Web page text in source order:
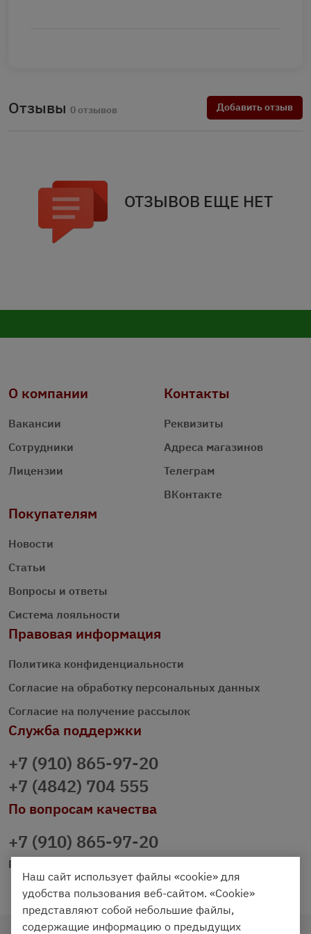
Отзывы 0 отзывов Добавить отзыв
ОТЗЫВОВ ЕЩЕ НЕТ
О компании
Вакансии
Сотрудники
Лицензии
Контакты
Реквизиты
Адреса магазинов
Телеграм
ВКонтакте
Покупателям
Новости
Статьи
Вопросы и ответы
Система лояльности
Правовая информация
Политика конфиденциальности
Согласие на обработку персональных данных
Согласие на получение рассылок
Служба поддержки
+7 (910) 865-97-20
+7 (4842) 704 555
По вопросам качества
+7 (910) 865-97-20
prazdnichniy40@palmi.ru
Наш сайт использует файлы «cookie» для
удобства пользования веб-сайтом. «Cookie»
представляют собой небольшие файлы,
содержащие информацию о предыдущих